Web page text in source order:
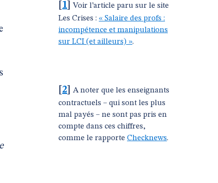
1 ]Voir l’article paru sur le site
Les Crises : « Salaire des profs :
incompétence et manipulations
sur LCI (et ailleurs) ».
2
A noter que les enseignants
contractuels – qui sont les plus
mal payés – ne sont pas pris en
compte dans ces chiffres,
comme le rapporte Checknews.